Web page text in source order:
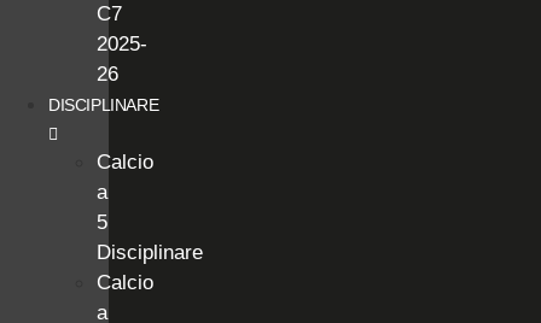
C7
2025-
26
DISCIPLINARE
Calcio
a
5
Disciplinare
Calcio
a